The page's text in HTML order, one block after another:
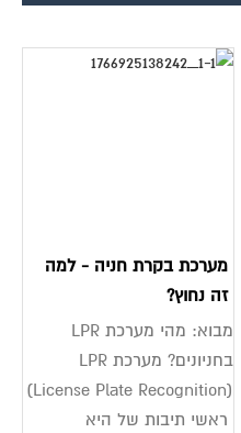
מערכת בקרת חניה - למה
זה נחוץ?
מבוא: מהי מערכת LPR
בחניונים? מערכת LPR
(License Plate Recognition)
ראשי תיבות של היא